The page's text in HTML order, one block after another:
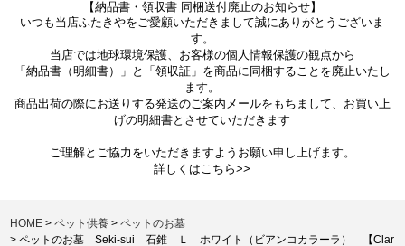
【納品書・領収書 同梱送付廃止のお知らせ】
いつも当店ふたきやをご愛顧いただきまして誠にありがとうございま
す。
当店では地球環境保護、お客様の個人情報保護の観点から
「納品書（明細書）」と「領収証」を商品に同梱することを廃止いたし
ます。
商品出荷の際にお送りする発送のご案内メールをもちまして、お買い上
げの明細書とさせていただきます
ご理解とご協力をいただきますようお願い申し上げます。
詳しくはこちら>>
HOME ペット供養
ペットのお墓
ペットのお墓 Seki-sui 石錐 Ｌ ホワイト（ビアンコカラーラ） 【Clar